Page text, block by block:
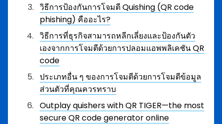
วิธีการป้องกันการโจมตี Quishing (QR code
phishing) คืออะไร?
วิธีการที่ธุรกิจสามารถหลีกเลี่ยงและป้องกันตัว
เองจากการโจมตีด้วยการปลอมแอพพลิเคชัน QR
code
ประเภทอื่น ๆ ของการโจมตีด้วยการโจมตีข้อมูล
ส่วนตัวที่คุณควรทราบ
Outplay quishers with QR TIGER—the most
secure QR code generator online